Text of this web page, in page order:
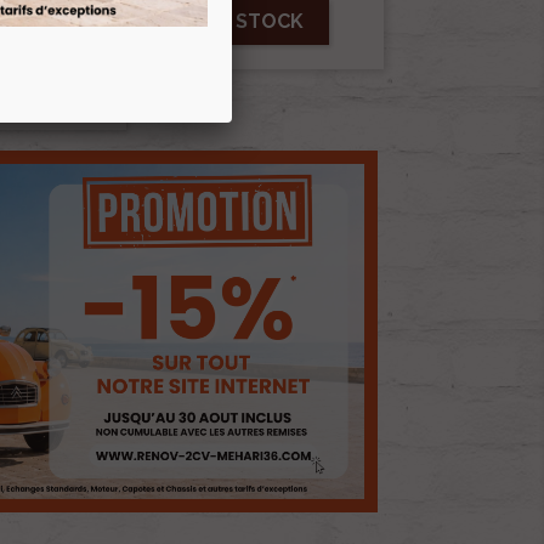
LE PRODUIT EST EN STOCK